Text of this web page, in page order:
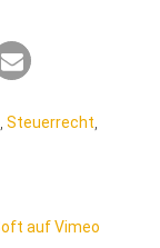
,Steuerrecht,